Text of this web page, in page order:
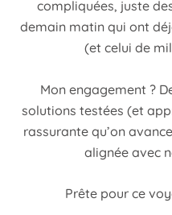
compliquées, juste
demain matin qui ont
(et celui de
Mon engagement ?
solutions testées (et
rassurante qu’on
alignée avec
Prête pour ce